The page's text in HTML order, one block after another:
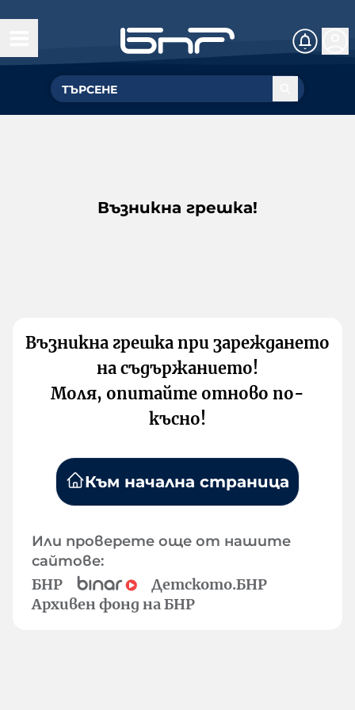
Възникна грешка!
Възникна грешка при зареждането
на съдържанието!
Моля, опитайте отново по-
късно!
Към начална страница
Или проверете още от нашите
сайтове:
БНР
Детското.БНР
Архивен фонд на БНР